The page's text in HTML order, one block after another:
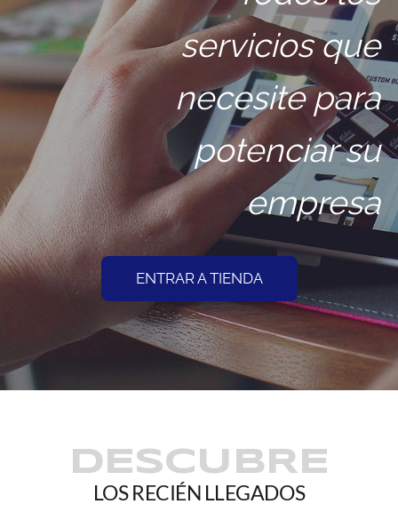
servicios que
necesite para
potenciar su
empresa
ENTRAR A TIENDA
DESCUBRE
LOS RECIÉN LLEGADOS